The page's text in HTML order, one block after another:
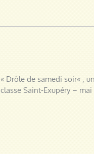
« Drôle de samedi soir« ,
classe Saint-Exupéry – mai